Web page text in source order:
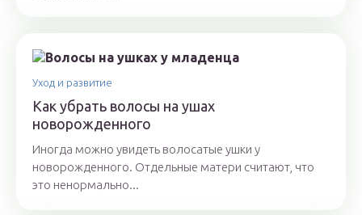
Уход и развитие
Как убрать волосы на ушах
новорожденного
Иногда можно увидеть волосатые ушки у
новорожденного. Отдельные матери считают, что
это ненормально...